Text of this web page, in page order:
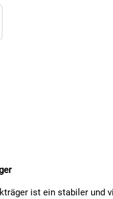
ist ein stabiler